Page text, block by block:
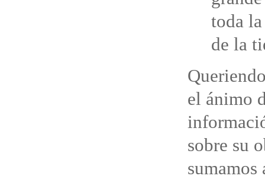
toda
de la
el ánimo
sobre su